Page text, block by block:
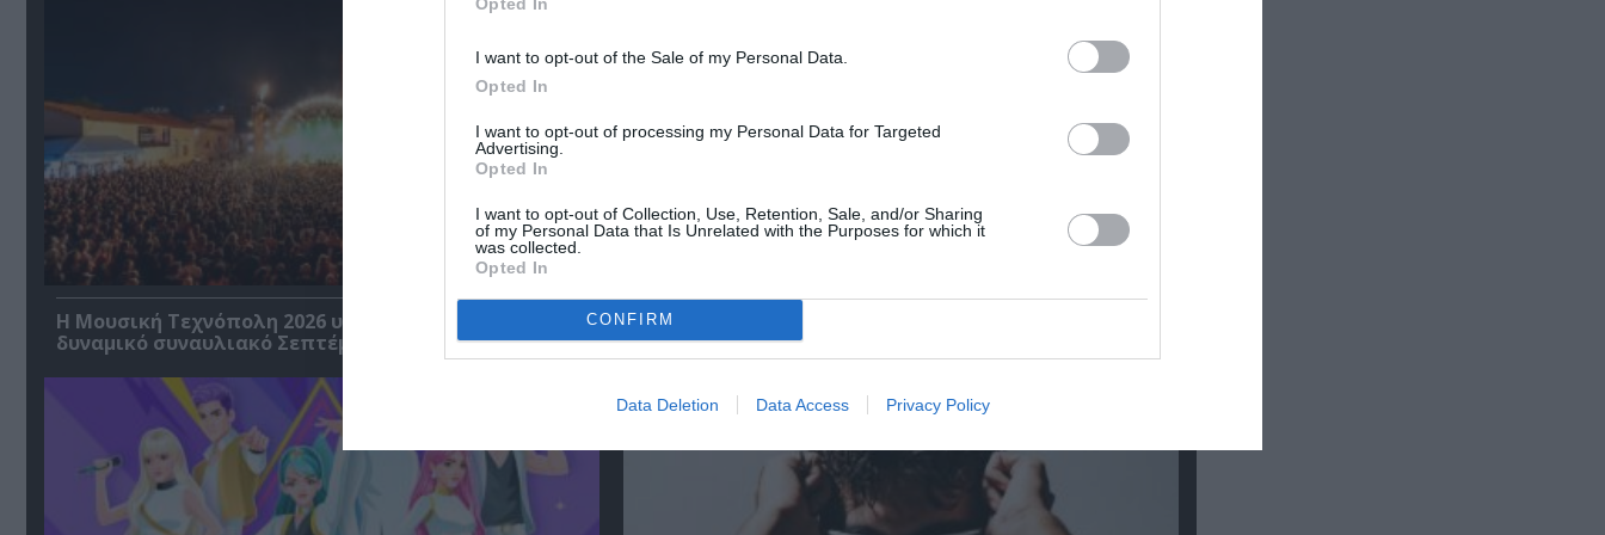
I want to opt-out of the Sale of my Personal Data.
Opted In
I want to opt-out of processing my Personal Data for Targeted
Advertising.
Opted In
I want to opt-out of Collection, Use, Retention, Sale, and/or Sharing
of my Personal Data that Is Unrelated with the Purposes for which it
was collected.
Opted In
CONFIRM
Data Deletion Data Access Privacy Policy
Η Μουσική Τεχνόπολη 2026 υποδέχεται έναν
δυναμικό συναυλιακό Σεπτέμβριο!
Μέτρημα: Η Νατάσσα Μποφίλιου στο Αρχαίο Θέατρο
Δίου